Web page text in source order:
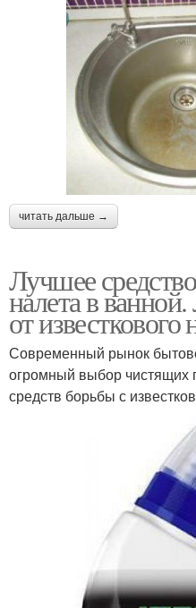
читать дальше →
Лучшее
налета в
от известкового
Современный рынок
огромный выбор чистящих
средств борьбы с